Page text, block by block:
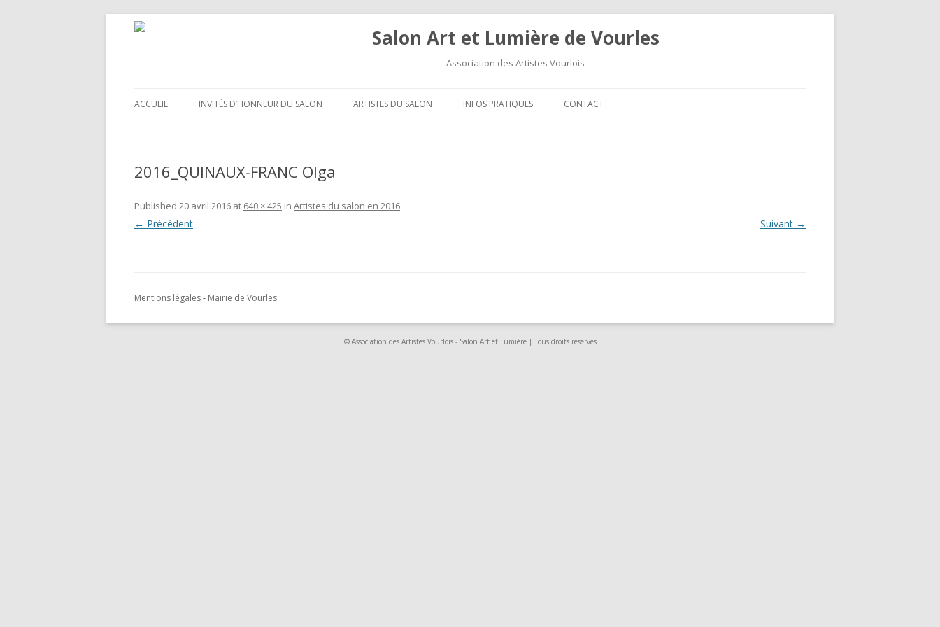
Salon Art et Lumière de Vourles
Association des Artistes Vourlois
ACCUEIL INVITÉS D’HONNEUR DU SALON ARTISTES DU SALON INFOS PRATIQUES CONTACT
2016_QUINAUX-FRANC Olga
Published 20 avril 2016 at 640 × 425 in Artistes du salon en 2016.
← Précédent Suivant →
Mentions légales- Mairie de Vourles
© Association des Artistes Vourlois - Salon Art et Lumière | Tous droits réservés